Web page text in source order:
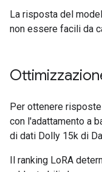
Response:
Plants make
How does
La risposta del
non essere facili da
Per ottenere
con l'adattamento a
di dati Dolly 15k di
Il ranking LoRA